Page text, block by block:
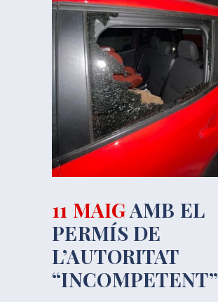
11 MAIGAMB EL
PERMÍS DE
L’AUTORITAT
“INCOMPETENT”